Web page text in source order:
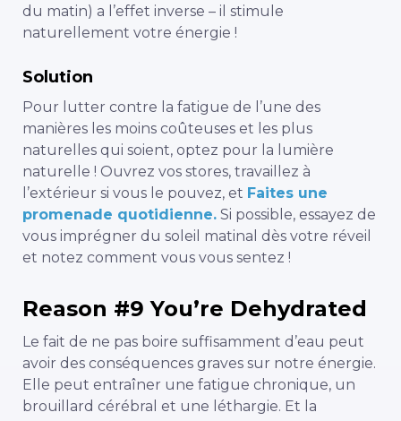
du matin) a l’effet inverse – il stimule
naturellement votre énergie !
Solution
Pour lutter contre la fatigue de l’une des
manières les moins coûteuses et les plus
naturelles qui soient, optez pour la lumière
naturelle ! Ouvrez vos stores, travaillez à
l’extérieur si vous le pouvez, et Faites une
promenade quotidienne. Si possible, essayez de
vous imprégner du soleil matinal dès votre réveil
et notez comment vous vous sentez !
Reason #9 You’re Dehydrated
Le fait de ne pas boire suffisamment d’eau peut
avoir des conséquences graves sur notre énergie.
Elle peut entraîner une fatigue chronique, un
brouillard cérébral et une léthargie. Et la